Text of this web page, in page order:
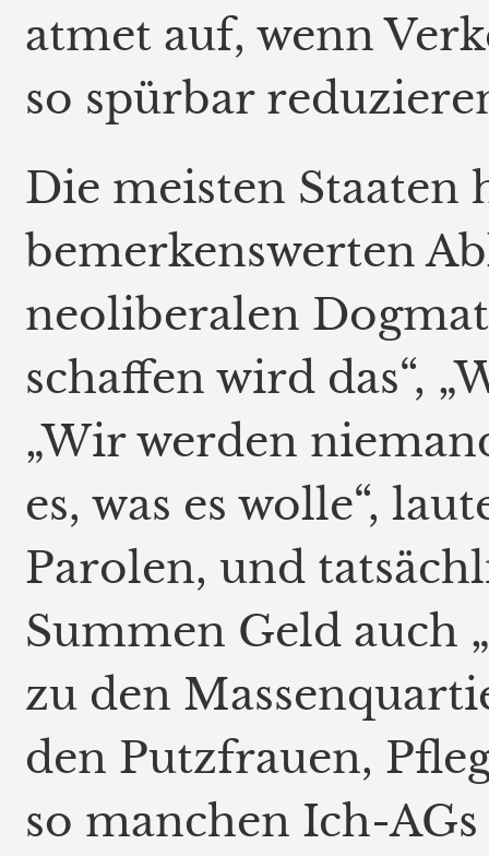
atmet auf, wenn
so spürbar
Die meisten Staaten
bemerkenswerten
neoliberalen
schaffen wird das“,
„Wir werden
es, was es wolle“,
Parolen, und
Summen Geld auch
zu den
den Putzfrauen,
so manchen Ich-